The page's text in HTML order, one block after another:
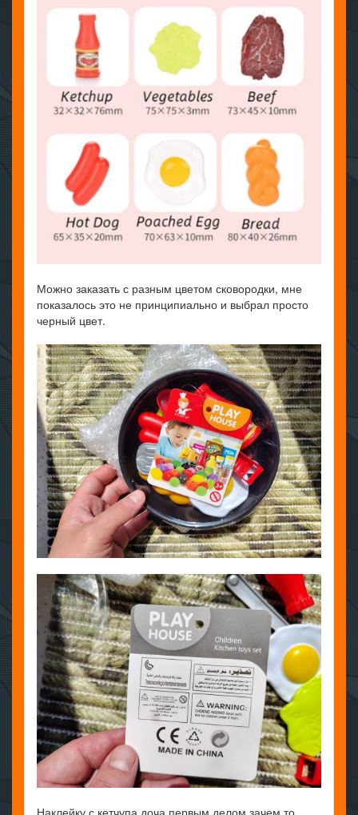
Можно заказать с разным цветом сковородки, мне
показалось это не принципиально и выбрал просто
черный цвет.
Наклейку с кетчупа доча первым делом зачем то